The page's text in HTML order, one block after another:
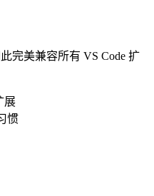
完美兼容所有 VS Code 扩
展
惯